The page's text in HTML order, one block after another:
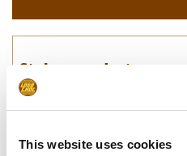
This website uses cookies
Stel uw product samen
Upload uw logo
Smaakcombinaties